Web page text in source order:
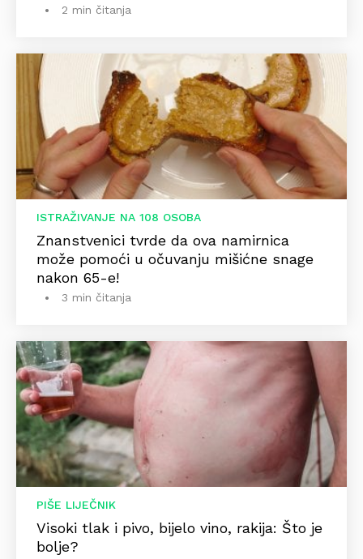
2 min čitanja
ISTRAŽIVANJE NA 108 OSOBA
Znanstvenici tvrde da ova namirnica
može pomoći u očuvanju mišićne snage
nakon 65-e!
3 min čitanja
PIŠE LIJEČNIK
Visoki tlak i pivo, bijelo vino, rakija: Što je
bolje?